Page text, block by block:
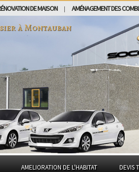
DE MAISON AMÉNAGEMENT DES
àMontauban
AMELIORATION DE L'HABITAT DEVIS